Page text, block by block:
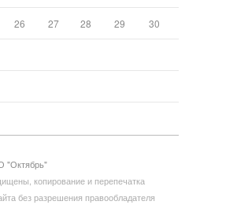
26 27 28 29 30
"Октябрь"
копирование и перепечатка
без разрешения правообладателя